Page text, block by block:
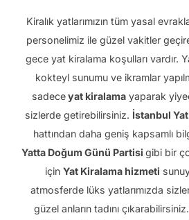
Kiralık yatlarımızın tüm yasal
personelimiz ile güzel vakitler
gece yat kiralama koşulları vardır.
kokteyl sunumu ve ikramlar
sadeceyat kiralamayaparak
sizlerde getirebilirsiniz. İstanbul
hattından daha geniş kapsamlı
Yatta Doğum Günü Partisi gibi bir
için Yat Kiralama hizmeti
atmosferde lüks yatlarımızda
güzel anların tadını çıkarabilirsiniz.